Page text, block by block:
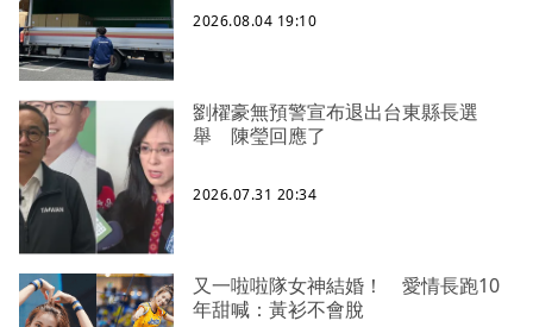
2026.08.04 19:10
劉櫂豪無預警宣布退出台東縣長選
舉 陳瑩回應了
2026.07.31 20:34
又一啦啦隊女神結婚！ 愛情長跑10
年甜喊：黃衫不會脫